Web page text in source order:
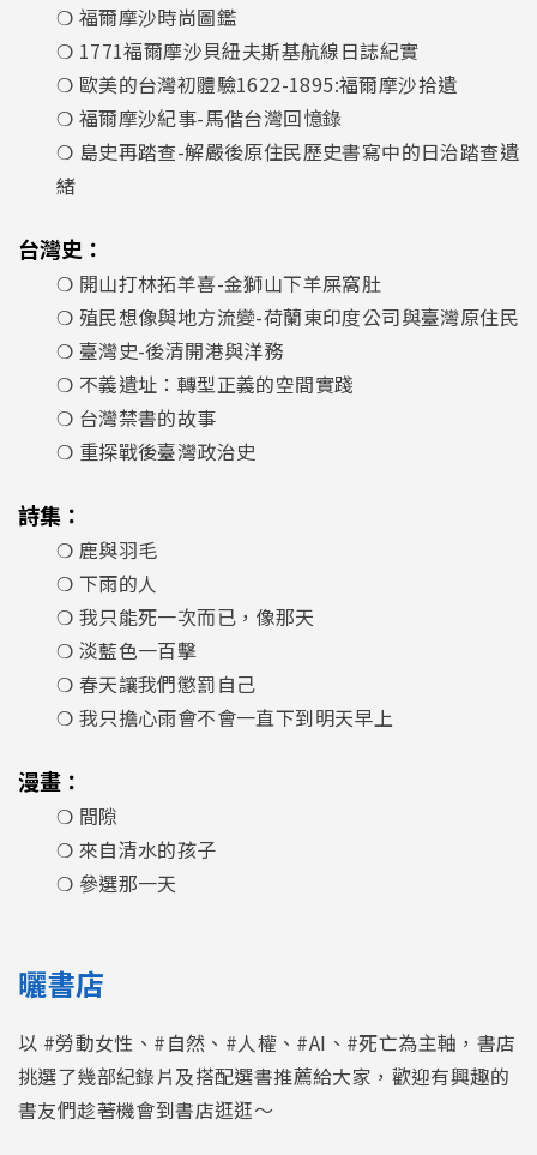
❍ 福爾摩沙時尚圖鑑
❍ 1771福爾摩沙貝紐夫斯基航線日誌紀實
❍ 歐美的台灣初體驗1622-1895:福爾摩沙拾遺
❍ 福爾摩沙紀事-馬偕台灣回憶錄
❍ 島史再踏查-解嚴後原住民歷史書寫中的日治踏查遺
緒
台灣史：
❍ 開山打林拓羊喜-金獅山下羊屎窩肚
❍ 殖民想像與地方流變-荷蘭東印度公司與臺灣原住民
❍ 臺灣史-後清開港與洋務
❍ 不義遺址：轉型正義的空間實踐
❍ 台灣禁書的故事
❍ 重探戰後臺灣政治史
詩集：
❍ 鹿與羽毛
❍ 下雨的人
❍ 我只能死一次而已，像那天
❍ 淡藍色一百擊
❍ 春天讓我們懲罰自己
❍ 我只擔心雨會不會一直下到明天早上
漫畫：
❍ 間隙
❍ 來自清水的孩子
❍ 參選那一天
曬書店
以 #勞動女性、#自然、#人權、#AI、#死亡為主軸，書店
挑選了幾部紀錄片及搭配選書推薦給大家，歡迎有興趣的
書友們趁著機會到書店逛逛～​